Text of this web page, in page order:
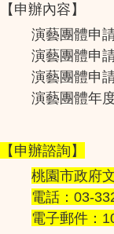
【申辦內容】
演藝團體申
演藝團體申
演藝團體申
演藝團體年
【申辦諮詢】
桃園市政府
電話：03-
電子郵件：